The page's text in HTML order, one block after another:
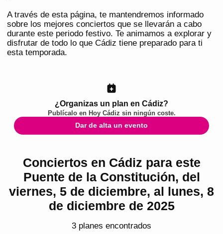
A través de esta página, te mantendremos informado
sobre los mejores conciertos que se llevarán a cabo
durante este periodo festivo. Te animamos a explorar y
disfrutar de todo lo que Cádiz tiene preparado para ti
esta temporada.
¿Organizas un plan en Cádiz?
Publícalo en Hoy Cádiz sin ningún coste.
Dar de alta un evento
Conciertos en Cádiz para este
Puente de la Constitución, del
viernes, 5 de diciembre, al lunes, 8
de diciembre de 2025
3 planes encontrados